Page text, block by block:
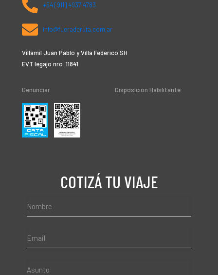
+54 [911] 4937 4783
info@fueraderuta.com.ar
Villamil Juan Pablo y Villa Federico SH
EVT legajo nro. 11841
Denunciar Disposición Habilitante
COTIZÁ TU VIAJE